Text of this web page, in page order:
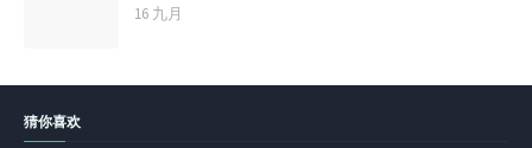
16 九月
猜你喜欢